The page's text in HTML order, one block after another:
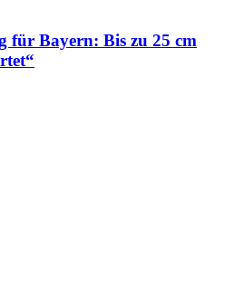
für Bayern: Bis zu 25 cm